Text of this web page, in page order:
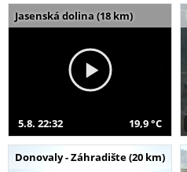
Jasenská dolina (18 km)
5.8. 22:32 19,9 °C
Donovaly - Záhradište (20 km)